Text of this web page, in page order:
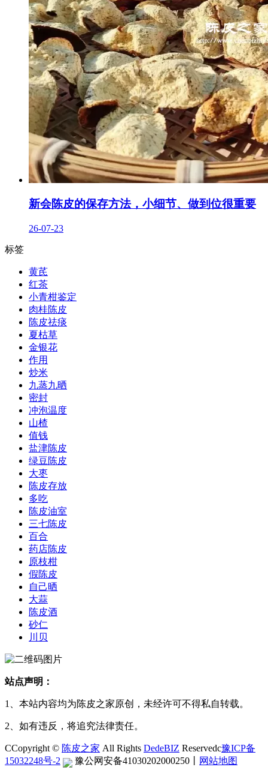
新会陈皮的保存方法，小细节、做到位很重要
26-07-23
标签
黄芪
红茶
小青柑鉴定
肉桂陈皮
陈皮祛痰
夏枯草
金银花
作用
炒米
九蒸九晒
密封
冲泡温度
山楂
值钱
盐津陈皮
绿豆陈皮
大枣
陈皮存放
多吃
陈皮油室
三七陈皮
百合
药店陈皮
原枝柑
假陈皮
自己晒
大蒜
陈皮酒
砂仁
川贝
站点声明：
1、本站内容均为陈皮之家原创，未经许可不得私自转载。
2、如有违反，将追究法律责任。
CCopyright © 陈皮之家 All Rights DedeBIZ Reservedc豫ICP备
15032248号-2
豫公网安备41030202000250 网站地图